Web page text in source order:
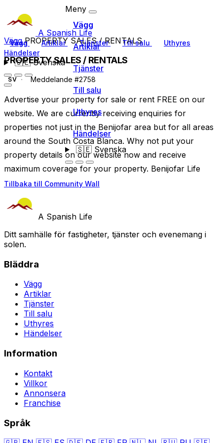
A Spanish Life
Vägg Artiklar Tjänster Till salu
Uthyres
Händelser
🇸🇪Svenska
Meny
Vägg
Artiklar
Tjänster
Till salu
Uthyres
Händelser
🇸🇪Svenska
VäggPROPERTY SALES / RENTALS
PROPERTY SALES / RENTALS
SV Meddelande #2758
Advertise your property for sale or rent FREE on our
website. We are currently receiving enquiries for
properties not just in the Benijofar area but for all areas
around the South Costa Blanca. Why not put your
property details on our website now and receive
maximum coverage for your property. Benijofar Life
Tillbaka till Community Wall
A Spanish Life
Ditt samhälle för fastigheter, tjänster och evenemang i
solen.
Bläddra
Vägg
Artiklar
Tjänster
Till salu
Uthyres
Händelser
Information
Kontakt
Villkor
Annonsera
Franchise
Språk